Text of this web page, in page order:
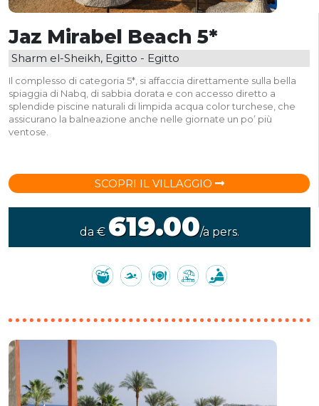
Jaz Mirabel Beach 5*
Sharm el-Sheikh, Egitto - Egitto
Il complesso di categoria 5*, si affaccia direttamente sulla bella
spiaggia di Nabq, di sabbia dorata e con accesso diretto a
splendide piscine naturali di limpida acqua color turchese, che
assicurano la balneazione anche nelle giornate un po’ più
ventose.
SCOPRI IL VILLAGGIO
da € 619.00/a pers.